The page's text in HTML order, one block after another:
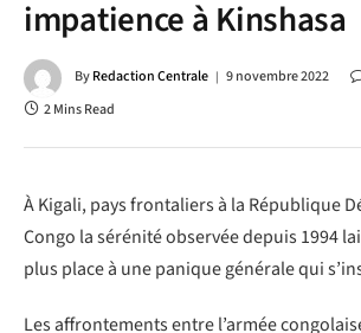
impatience à Kinshasa
ByRedaction Centrale 9 novembre 2022
2 Mins Read
À Kigali, pays frontaliers à la République
Congo la sérénité observée depuis 1994
plus place à une panique générale qui
Les affrontements entre l’armée